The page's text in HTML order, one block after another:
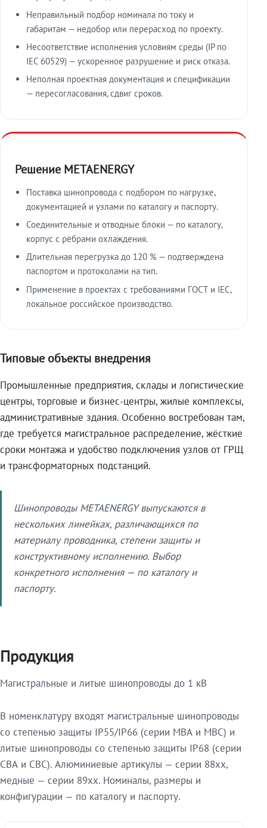
Неправильный подбор номинала по току и
габаритам — недобор или перерасход по проекту.
Несоответствие исполнения условиям среды (IP по
IEC 60529) — ускоренное разрушение и риск отказа.
Неполная проектная документация и спецификации
— пересогласования, сдвиг сроков.
Решение METAENERGY
Поставка шинопровода с подбором по нагрузке,
документацией и узлами по каталогу и паспорту.
Соединительные и отводные блоки — по каталогу,
корпус с рёбрами охлаждения.
Длительная перегрузка до 120 % — подтверждена
паспортом и протоколами на тип.
Применение в проектах с требованиями ГОСТ и IEC,
локальное российское производство.
Типовые объекты внедрения
Промышленные предприятия, склады и логистические
центры, торговые и бизнес-центры, жилые комплексы,
административные здания. Особенно востребован там,
где требуется магистральное распределение, жёсткие
сроки монтажа и удобство подключения узлов от ГРЩ
и трансформаторных подстанций.
Шинопроводы METAENERGY выпускаются в
нескольких линейках, различающихся по
материалу проводника, степени защиты и
конструктивному исполнению. Выбор
конкретного исполнения — по каталогу и
паспорту.
Продукция
Магистральные и литые шинопроводы до 1 кВ
В номенклатуру входят магистральные шинопроводы
со степенью защиты IP55/IP66 (серии МВА и МВС) и
литые шинопроводы со степенью защиты IP68 (серии
СВА и СВС). Алюминиевые артикулы — серии 88xx,
медные — серии 89xx. Номиналы, размеры и
конфигурации — по каталогу и паспорту.